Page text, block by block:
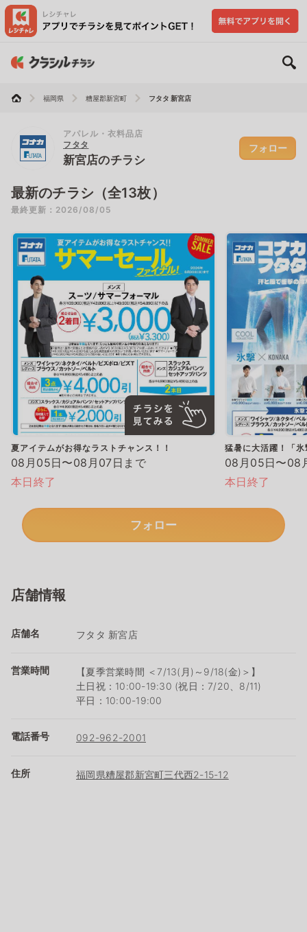
福岡県 糟屋郡新宮町 フタタ 新宮店
アパレル・衣料品店
フタタ
新宮店のチラシ
フォロー
最新のチラシ（全13枚）
最終更新：2026/08/05
夏アイテムがお得なラストチャンス！！
08月05日〜08月07日まで
本日終了
猛暑に大活躍！「
08月05日〜08
本日終了
フォロー
店舗情報
店舗名 フタタ 新宮店
営業時間
【夏季営業時間 ＜7/13(月)～9/18(金)＞】
土日祝：10:00-19:30 (祝日：7/20、8/11)
平日：10:00-19:00
電話番号 092-962-2001
住所 福岡県糟屋郡新宮町三代西2-15-12